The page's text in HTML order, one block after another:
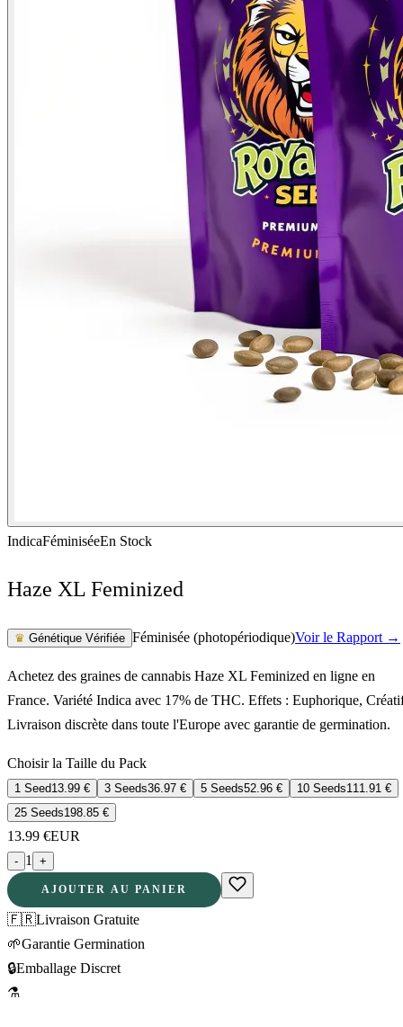
IndicaFéminiséeEn Stock
Haze XL Feminized
♛ Génétique Vérifiée Féminisée (photopériodique)Voir le Rapport →
Achetez des graines de cannabis Haze XL Feminized en ligne en
France. Variété Indica avec 17% de THC. Effets : Euphorique,
Livraison discrète dans toute l'Europe avec garantie de germination.
Choisir la Taille du Pack
1 Seed13.99 € 3 Seeds36.97 € 5 Seeds52.96 € 10 Seeds111.91 €
25 Seeds198.85 €
13.99 €EUR
- 1 +
AJOUTER AU PANIER
🇫🇷Livraison Gratuite
🌱Garantie Germination
🔒Emballage Discret
⚗